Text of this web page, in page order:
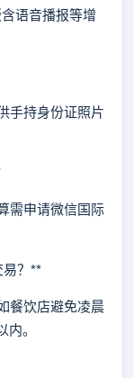
语音播报等增
持身份证照片
申请微信国际
？**
饮店避免凌晨
。